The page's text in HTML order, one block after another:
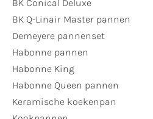
BK Conical Deluxe
BK Q-Linair Master pannen
Demeyere pannenset
Habonne pannen
Habonne King
Habonne Queen pannen
Keramische koekenpan